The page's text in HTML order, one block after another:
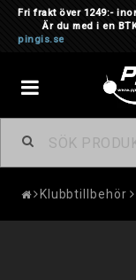
Fri frakt över 1249:-
Är du med i en
pingis.se
Toggle
navigation
Klubbtillbehör